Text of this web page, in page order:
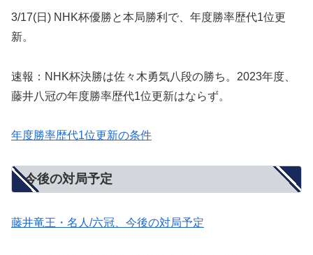
3/17(日) NHK杯優勝と本局勝利で、年度勝率歴代1位更
新。
速報：NHK杯決勝は佐々木勇気八段の勝ち。2023年度、
藤井八冠の年度勝率歴代1位更新はならず。
年度勝率歴代1位更新の条件
今後の対局予定
藤井竜王・名人/六冠、今後の対局予定